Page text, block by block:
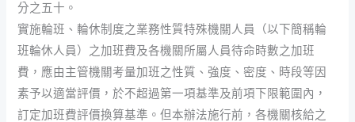
分之五十。
實施輪班、輪休制度之業務性質特殊機關人員（以下簡稱輪
班輪休人員）之加班費及各機關所屬人員待命時數之加班
費，應由主管機關考量加班之性質、強度、密度、時段等因
素予以適當評價，於不超過第一項基準及前項下限範圍內，
訂定加班費評價換算基準。但本辦法施行前，各機關核給之